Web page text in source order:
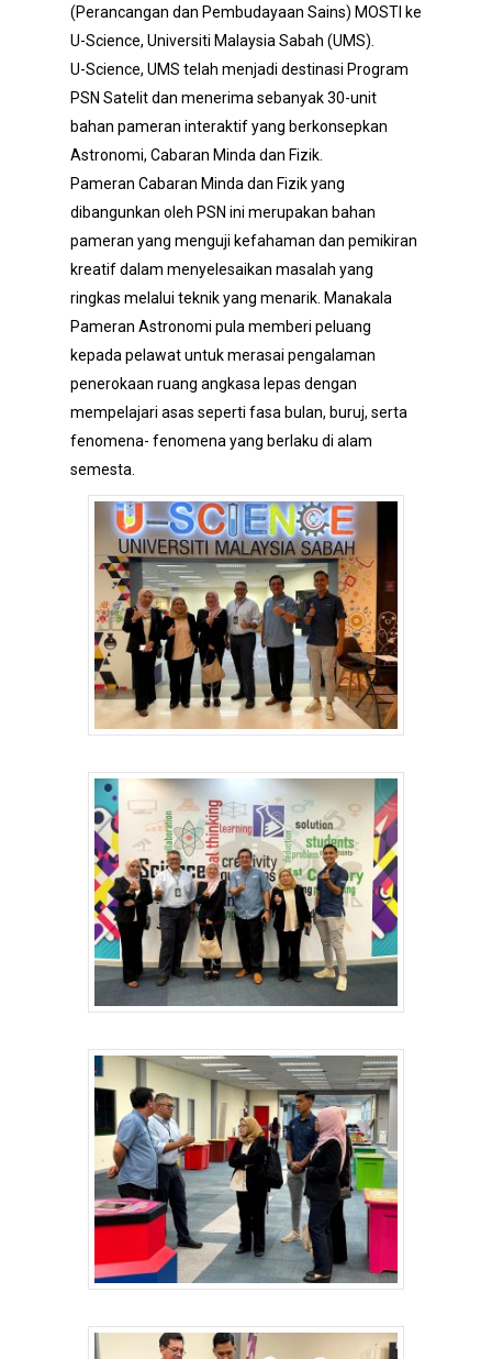
(Perancangan dan Pembudayaan Sains) MOSTI ke
U-Science, Universiti Malaysia Sabah (UMS).
U-Science, UMS telah menjadi destinasi Program
PSN Satelit dan menerima sebanyak 30-unit
bahan pameran interaktif yang berkonsepkan
Astronomi, Cabaran Minda dan Fizik.
Pameran Cabaran Minda dan Fizik yang
dibangunkan oleh PSN ini merupakan bahan
pameran yang menguji kefahaman dan pemikiran
kreatif dalam menyelesaikan masalah yang
ringkas melalui teknik yang menarik. Manakala
Pameran Astronomi pula memberi peluang
kepada pelawat untuk merasai pengalaman
penerokaan ruang angkasa lepas dengan
mempelajari asas seperti fasa bulan, buruj, serta
fenomena- fenomena yang berlaku di alam
semesta.